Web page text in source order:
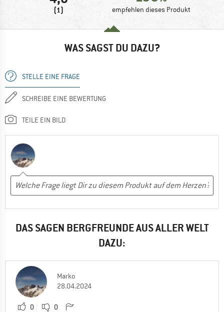
(1) empfehlen dieses Produkt
WAS SAGST DU DAZU?
STELLE EINE FRAGE
SCHREIBE EINE BEWERTUNG
TEILE EIN BILD
DAS SAGEN BERGFREUNDE AUS ALLER WELT
DAZU:
Marko
28.04.2024
0 0